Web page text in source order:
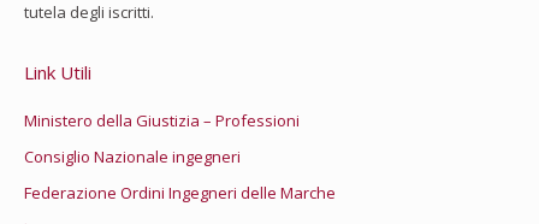
tutela degli iscritti.
Link Utili
Ministero della Giustizia – Professioni
Consiglio Nazionale ingegneri
Federazione Ordini Ingegneri delle Marche